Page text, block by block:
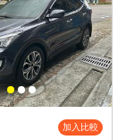
加入比較